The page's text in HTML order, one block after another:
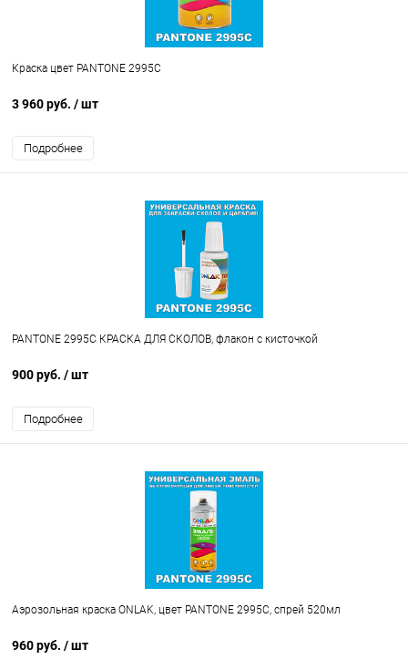
Краска цвет PANTONE 2995C
3 960 руб. / шт
Подробнее
PANTONE 2995C КРАСКА ДЛЯ СКОЛОВ, флакон с кисточкой
900 руб. / шт
Подробнее
Аэрозольная краска ONLAK, цвет PANTONE 2995C, спрей 520мл
960 руб. / шт